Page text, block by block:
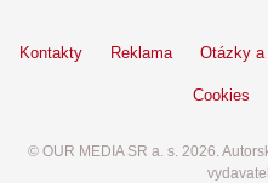
Kontakty Reklama Otázky a
Cookies
© OUR MEDIA SR a. s. 2026.